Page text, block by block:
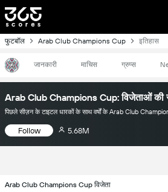
फुटबॉल Arab Club Champions Cup इतिहास
जानकारी माचिस ग्रुप्स
Arab Club Champions Cup: विजेताओं की
पिछले सीज़न के टाइटल धारकों के साथ वर्षों के Arab Club
Follow 5.68M
Arab Club Champions Cup विजेता